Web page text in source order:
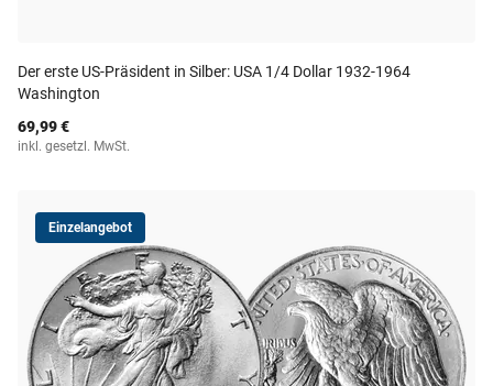
Der erste US-Präsident in Silber: USA 1/4 Dollar 1932-1964
Washington
69,99 €
inkl. gesetzl. MwSt.
Einzelangebot